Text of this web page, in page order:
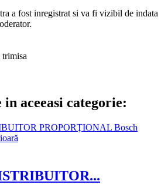
a fost inregistrat si va fi vizibil de indata
trimisa
in aceeasi categorie: